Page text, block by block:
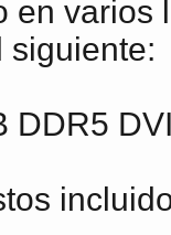
en
siguiente:
DDR5